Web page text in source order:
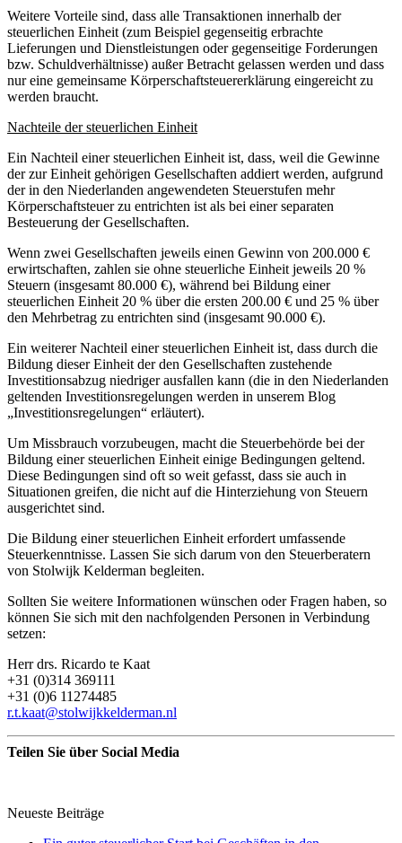
Weitere Vorteile sind, dass alle Transaktionen innerhalb der
steuerlichen Einheit (zum Beispiel gegenseitig erbrachte
Lieferungen und Dienstleistungen oder gegenseitige Forderungen
bzw. Schuldverhältnisse) außer Betracht gelassen werden und dass
nur eine gemeinsame Körperschaftsteuererklärung eingereicht zu
werden braucht.
Nachteile der steuerlichen Einheit
Ein Nachteil einer steuerlichen Einheit ist, dass, weil die Gewinne
der zur Einheit gehörigen Gesellschaften addiert werden, aufgrund
der in den Niederlanden angewendeten Steuerstufen mehr
Körperschaftsteuer zu entrichten ist als bei einer separaten
Besteuerung der Gesellschaften.
Wenn zwei Gesellschaften jeweils einen Gewinn von 200.000 €
erwirtschaften, zahlen sie ohne steuerliche Einheit jeweils 20 %
Steuern (insgesamt 80.000 €), während bei Bildung einer
steuerlichen Einheit 20 % über die ersten 200.00 € und 25 % über
den Mehrbetrag zu entrichten sind (insgesamt 90.000 €).
Ein weiterer Nachteil einer steuerlichen Einheit ist, dass durch die
Bildung dieser Einheit der den Gesellschaften zustehende
Investitionsabzug niedriger ausfallen kann (die in den Niederlanden
geltenden Investitionsregelungen werden in unserem Blog
„Investitionsregelungen“ erläutert).
Um Missbrauch vorzubeugen, macht die Steuerbehörde bei der
Bildung einer steuerlichen Einheit einige Bedingungen geltend.
Diese Bedingungen sind oft so weit gefasst, dass sie auch in
Situationen greifen, die nicht auf die Hinterziehung von Steuern
ausgerichtet sind.
Die Bildung einer steuerlichen Einheit erfordert umfassende
Steuerkenntnisse. Lassen Sie sich darum von den Steuerberatern
von Stolwijk Kelderman begleiten.
Sollten Sie weitere Informationen wünschen oder Fragen haben, so
können Sie sich mit den nachfolgenden Personen in Verbindung
setzen:
Herr drs. Ricardo te Kaat
+31 (0)314 369111
+31 (0)6 11274485
r.t.kaat@stolwijkkelderman.nl
Teilen Sie über Social Media
Neueste Beiträge